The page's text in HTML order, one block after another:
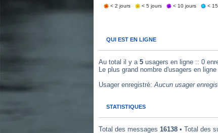
< 2 jours < 5 jours < 10 jours < 15
QUI EST EN LIGNE
Au total il y a 5usagers en ligne :: 0
Le plus grand nombre d'usagers en
Usager enregistré:Aucun usager
STATISTIQUES
Total des messages 16138• Total des